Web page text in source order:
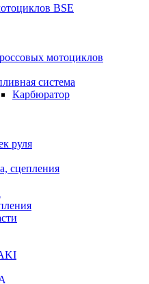
BSE
мотоциклов
система
Карбюратор
руля
сцепления